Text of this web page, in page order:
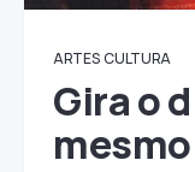
ARTES CULTURA
Gira o
mesmo